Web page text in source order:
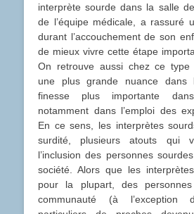
interprète sourde dans la salle
de l’équipe médicale, a rassuré
durant l’accouchement de son
de mieux vivre cette étape
On retrouve aussi chez ce type
une plus grande nuance
finesse plus importante
notamment dans l’emploi des
En ce sens, les interprètes
surdité, plusieurs atouts qui
l’inclusion des personnes
société. Alors que les
pour la plupart, des
communauté (à l’exception